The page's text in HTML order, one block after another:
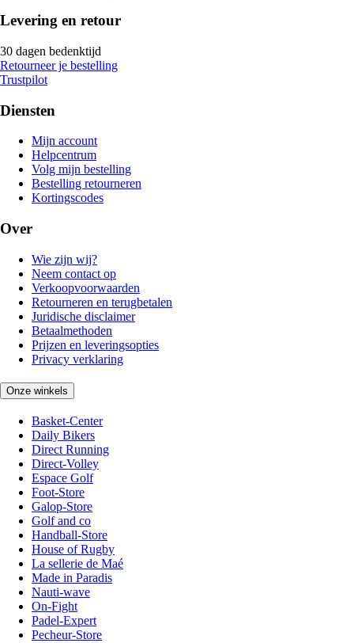
Levering en retour
30 dagen bedenktijd
Retourneer je bestelling
Trustpilot
Diensten
Mijn account
Helpcentrum
Volg mijn bestelling
Bestelling retourneren
Kortingscodes
Over
Wie zijn wij?
Neem contact op
Verkoopvoorwaarden
Retourneren en terugbetalen
Juridische disclaimer
Betaalmethoden
Prijzen en leveringsopties
Privacy verklaring
Onze winkels
Basket-Center
Daily Bikers
Direct Running
Direct-Volley
Espace Golf
Foot-Store
Galop-Store
Golf and co
Handball-Store
House of Rugby
La sellerie de Maé
Made in Paradis
Nauti-wave
On-Fight
Padel-Expert
Pecheur-Store